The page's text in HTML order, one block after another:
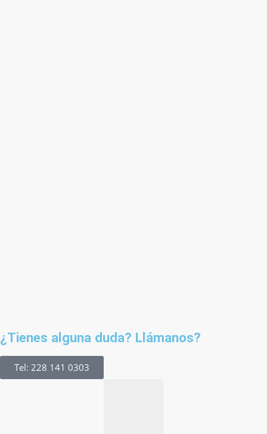
¿Tienes alguna duda? Llámanos?
Tel: 228 141 0303